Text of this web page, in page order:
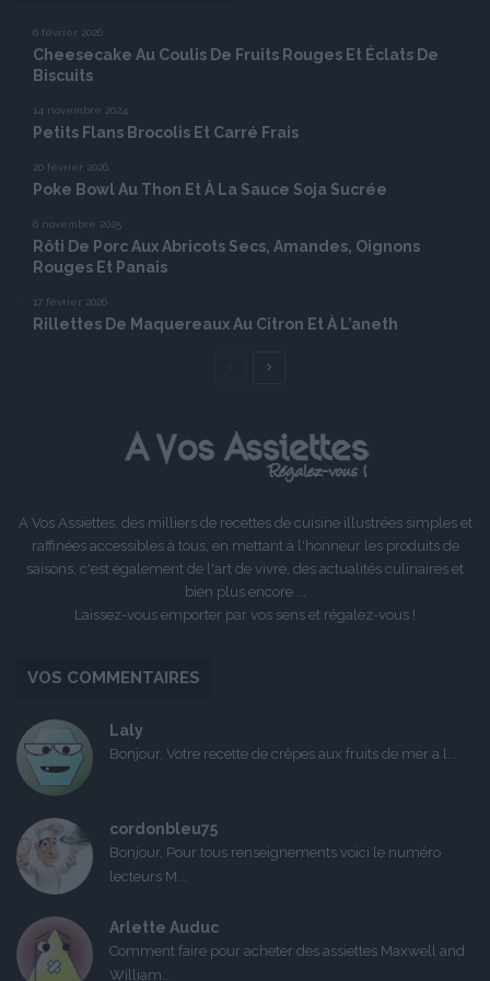
6 février 2026
Cheesecake Au Coulis De Fruits Rouges Et Éclats De
Biscuits
14 novembre 2024
Petits Flans Brocolis Et Carré Frais
20 février 2026
Poke Bowl Au Thon Et À La Sauce Soja Sucrée
6 novembre 2025
Rôti De Porc Aux Abricots Secs, Amandes, Oignons
Rouges Et Panais
17 février 2026
Rillettes De Maquereaux Au Citron Et À L’aneth
Page
A Vos Assiettes, des milliers de recettes de cuisine illustrées simples et
raffinées accessibles à tous, en mettant à l'honneur les produits de
saisons, c'est également de l'art de vivre, des actualités culinaires et
bien plus encore ...
Laissez-vous emporter par vos sens et régalez-vous !
VOS COMMENTAIRES
Laly
Bonjour, Votre recette de crêpes aux fruits de mer a l...
cordonbleu75
Bonjour, Pour tous renseignements voici le numéro
lecteurs M...
Arlette Auduc
Comment faire pour acheter des assiettes Maxwell and
William...